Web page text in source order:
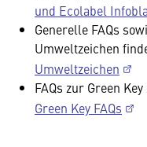
und Ecolabel
Generelle FAQs
Umweltzeichen
Umweltzeichen
FAQs zur Green
Green Key FAQs